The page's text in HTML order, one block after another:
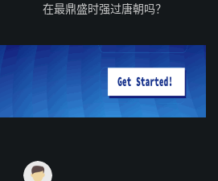
在最鼎盛时强过唐朝吗？